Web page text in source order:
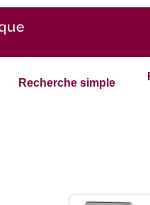
Recherche simple